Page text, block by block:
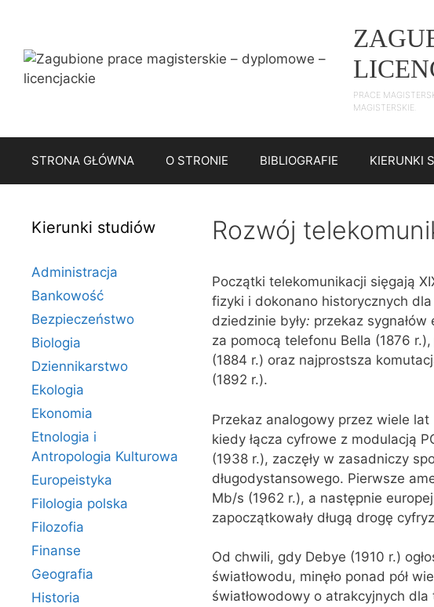
treści
PRACE
MAGISTERSKIE.
STRONA GŁÓWNA O STRONIE BIBLIOGRAFIE KIERUNKI
Rozwój
Początki telekomunikacji sięgają
fizyki i dokonano historycznych
dziedzinie były: przekaz sygnałów
za pomocą telefonu Bella (1876
(1884 r.) oraz najprostsza
(1892 r.).
Przekaz analogowy przez wiele
kiedy łącza cyfrowe z modulacją
(1938 r.), zaczęły w zasadniczy
długodystansowego. Pierwsze
Mb/s (1962 r.), a następnie
za‌początkowały długą drogę
Od chwili, gdy Debye (1910 r.)
światło‌wodu, minęło ponad pół
światłowodowy o atrakcyjnych
Kierunki studiów
Administracja
Bankowość
Bezpieczeństwo
Biologia
Dziennikarstwo
Ekologia
Ekonomia
Etnologia i
Antropologia Kulturowa
Europeistyka
Filologia polska
Filozofia
Finanse
Geografia
Historia